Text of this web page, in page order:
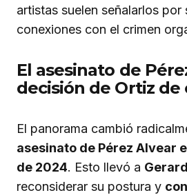
artistas suelen señalarlos por
conexiones con el crimen
El asesinato de
decisión de Ortiz de
El panorama cambió
asesinato de Pérez Alvear
de 2024. Esto llevó a
reconsiderar su postura y